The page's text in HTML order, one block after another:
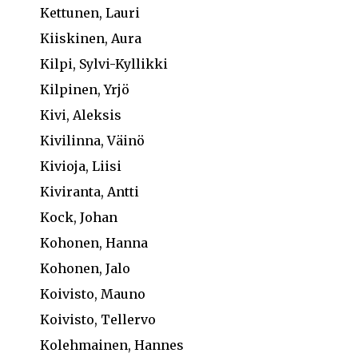
Kettunen, Lauri
Kiiskinen, Aura
Kilpi, Sylvi-Kyllikki
Kilpinen, Yrjö
Kivi, Aleksis
Kivilinna, Väinö
Kivioja, Liisi
Kiviranta, Antti
Kock, Johan
Kohonen, Hanna
Kohonen, Jalo
Koivisto, Mauno
Koivisto, Tellervo
Kolehmainen, Hannes